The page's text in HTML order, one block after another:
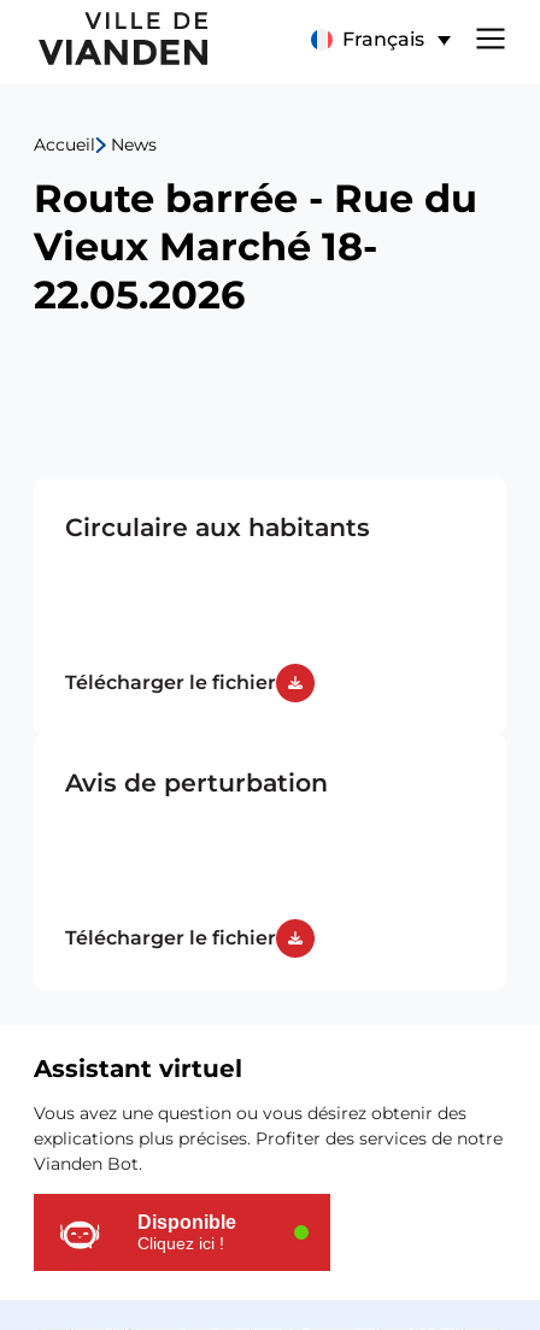
Route
barrée
Rue
du
Vieux
Français
Menu
navigation
principal
Accueil News
Route barrée - Rue du
Vieux Marché 18-
22.05.2026
Circulaire aux habitants
Télécharger le fichier
Avis de perturbation
Télécharger le fichier
Ressources
supplémentaires
Assistant virtuel
Vous avez une question ou vous désirez obtenir des
explications plus précises. Profiter des services de notre
Vianden Bot.
Disponible
Cliquez ici !